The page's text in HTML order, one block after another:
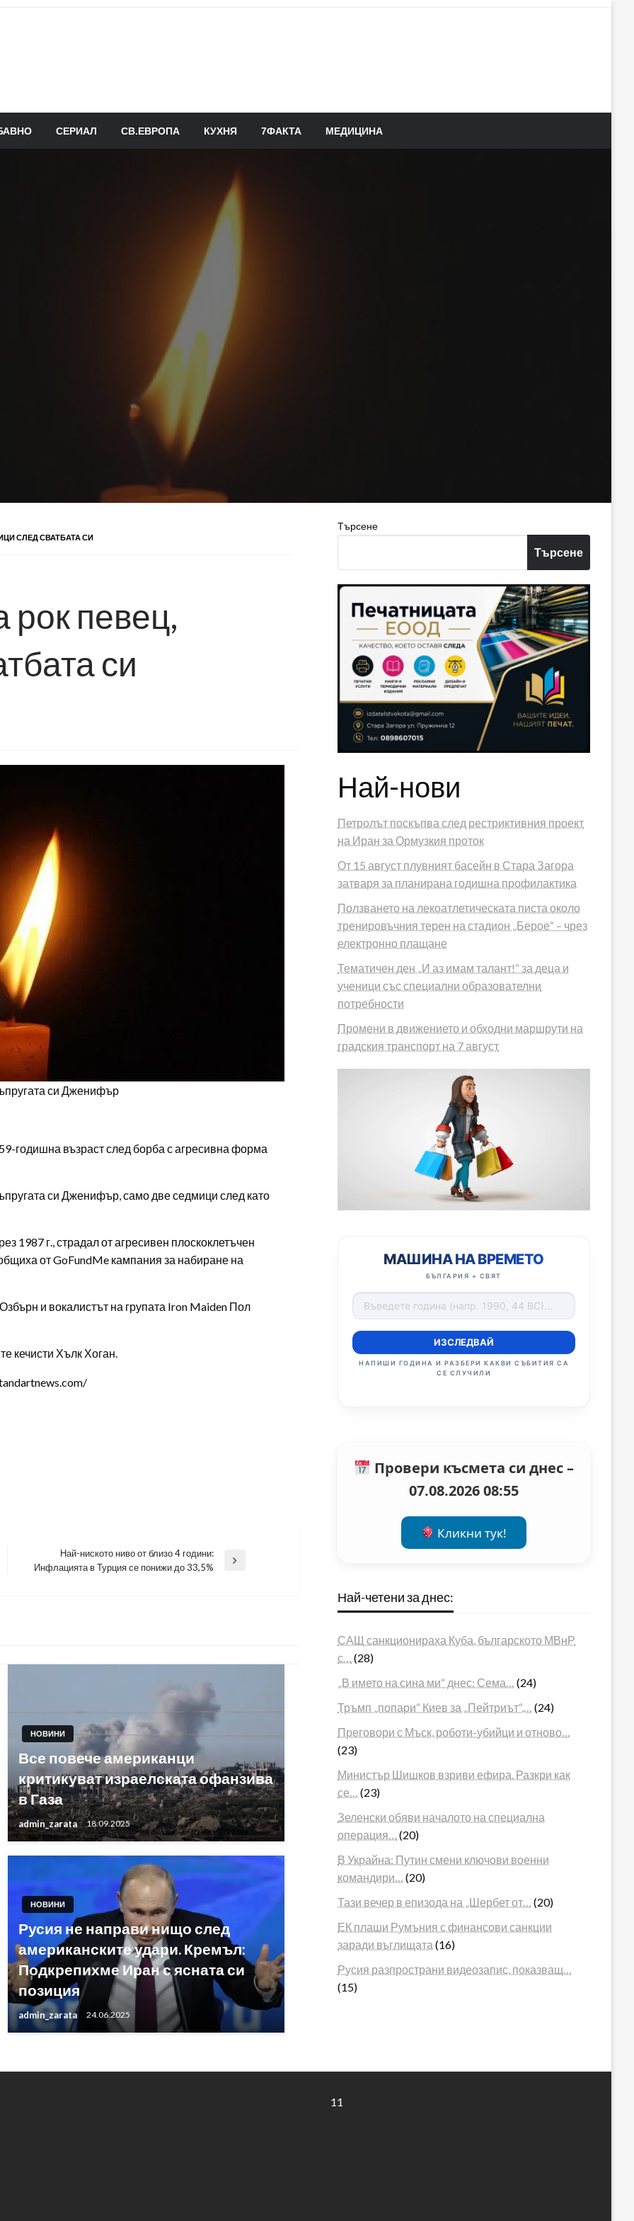
СЕРИАЛ СВ.ЕВРОПА КУХНЯ 7ФАКТА МЕДИЦИНА
СЛЕД СВАТБАТА СИ
рок певец,
си
си Дженифър
годишна възраст след борба с агресивна форма
си Дженифър, само две седмици след като
1987 г., страдал от агресивен плоскоклетъчен
от GoFundMe кампания за набиране на
и вокалистът на групата Iron Maiden Пол
кечисти Хълк Хоган.
Next
Най-ниското ниво от близо 4 години:
Инфлацията в Турция се понижи до 33,5%
НОВИНИ
Все повече американци
критикуват израелската офанзива
в Газа
admin_zarata 18.09.2025
НОВИНИ
Русия не направи нищо след
американските удари. Кремъл:
Подкрепихме Иран с ясната си
позиция
admin_zarata 24.06.2025
Търсене
Търсене
Най-нови
Петролът поскъпва след рестриктивния проект
на Иран за Ормузкия проток
От 15 август плувният басейн в Стара Загора
затваря за планирана годишна профилактика
Ползването на лекоатлетическата писта около
тренировъчния терен на стадион „Берое“ – чрез
електронно плащане
Тематичен ден „И аз имам талант!“ за деца и
ученици със специални образователни
потребности
Промени в движението и обходни маршрути на
градския транспорт на 7 август
МАШИНА НА ВРЕМЕТО
БЪЛГАРИЯ + СВЯТ
ИЗСЛЕДВАЙ
НАПИШИ ГОДИНА И РАЗБЕРИ КАКВИ СЪБИТИЯ СА
СЕ СЛУЧИЛИ
Провери късмета си днес –
07.08.2026 08:55
Кликни тук!
Най-четени за днес:
САЩ санкционираха Куба, българското МВнР
с…
(28)
„В името на сина ми“ днес: Сема…
(24)
Тръмп „попари“ Киев за „Пейтриът“,…
(24)
Преговори с Мъск, роботи-убийци и отново…
(23)
Министър Шишков взриви ефира. Разкри как
се…
(23)
Зеленски обяви началото на специална
операция…
(20)
В Украйна: Путин смени ключови военни
командири…
(20)
Тази вечер в епизода на „Шербет от…
(20)
ЕК плаши Румъния с финансови санкции
заради въглищата (16)
Русия разпространи видеозапис, показващ…
(15)
11